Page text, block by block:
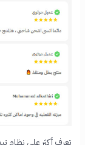
تعرف أكثر على نظام